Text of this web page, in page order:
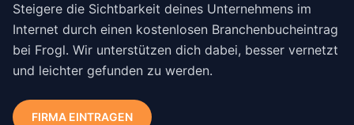
Steigere die Sichtbarkeit deines Unternehmens im
Internet durch einen kostenlosen Branchenbucheintrag
bei Frogl. Wir unterstützen dich dabei, besser vernetzt
und leichter gefunden zu werden.
FIRMA EINTRAGEN